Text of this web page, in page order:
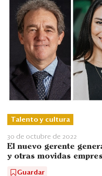
Talento y cultura
30 de octubre de 2022
El nuevo gerente
y otras movidas
Guardar